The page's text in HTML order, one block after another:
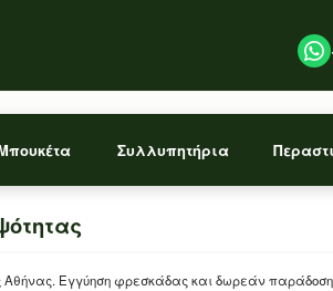
Συλλυπητήρια
Εγγύηση φρεσκάδας και δωρεάν